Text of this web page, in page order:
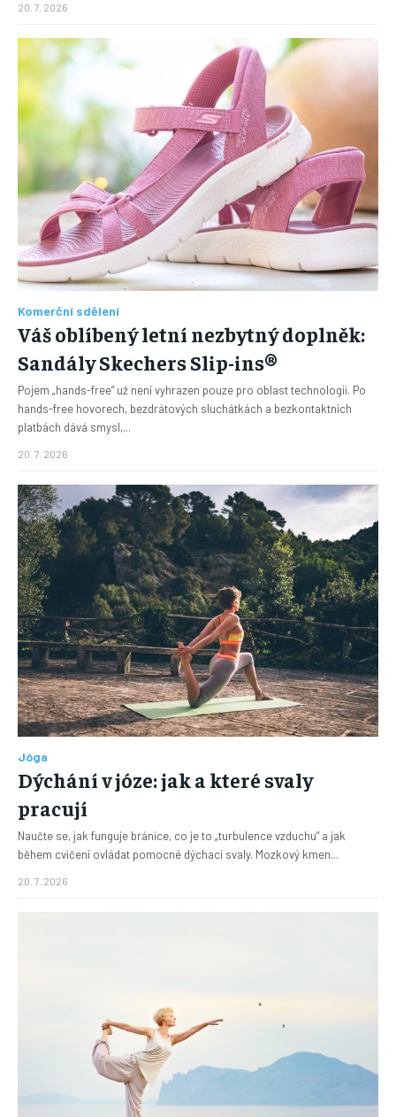
20. 7. 2026
Komerční sdělení
Váš oblíbený letní nezbytný doplněk:
Sandály Skechers Slip-ins®
Pojem „hands-free“ už není vyhrazen pouze pro oblast technologií. Po
hands-free hovorech, bezdrátových sluchátkách a bezkontaktních
platbách dává smysl,...
20. 7. 2026
Jóga
Dýchání v józe: jak a které svaly
pracují
Naučte se, jak funguje bránice, co je to „turbulence vzduchu“ a jak
během cvičení ovládat pomocné dýchací svaly. Mozkový kmen...
20. 7. 2026